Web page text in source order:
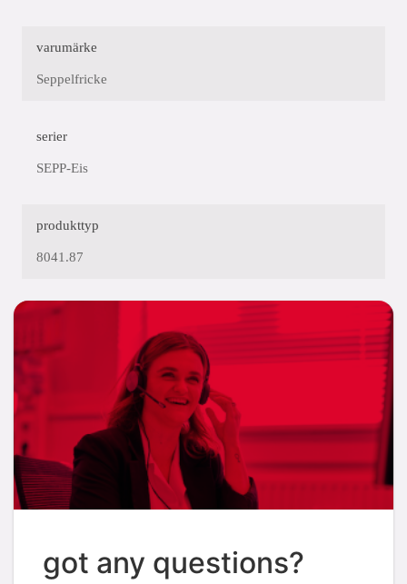
varumärke
Seppelfricke
serier
SEPP-Eis
produkttyp
8041.87
got any questions?